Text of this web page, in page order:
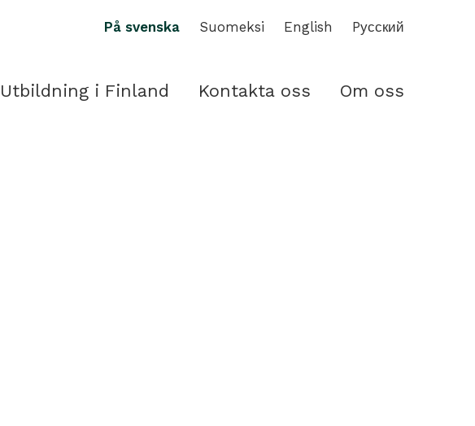
På svenska Suomeksi English Pусский
Utbildning i Finland Kontakta oss Om oss